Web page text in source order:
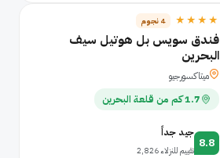
★★★★ 4 نجوم
فندق سويس بل هوتيل سيف
البحرين
ميتاكسورجيو
1.7 كم من قلعة البحرين
8.8
جيد جداً
تقييم للنزلاء 2,826